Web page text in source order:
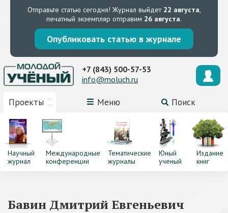
Отправьте статью сегодня! Журнал выйдет 22 августа,
печатный экземпляр отправим 26 августа.
Опубликовать статью в журнале
Проекты Меню Поиск
+7 (843) 500-57-53
info@moluch.ru
Научный
журнал
Международные
конференции
Тематические
журналы
Юный
ученый
Издание
книг
Бавин Дмитрий Евгеньевич